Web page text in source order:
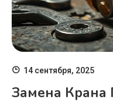
14 сентября, 2025
Замена Крана